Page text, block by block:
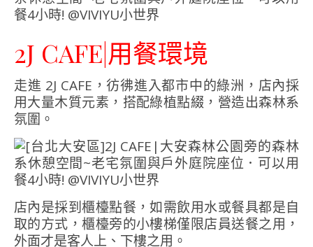
2J CAFE|用餐環境
走進 2J CAFE，彷彿進入都市中的綠洲，店內採
用大量木質元素，搭配綠植點綴，營造出森林系
氛圍。
店內是採到櫃檯點餐，如需飲用水或餐具都是自
取的方式，櫃檯旁的小樓梯僅限店員送餐之用，
外面才是客人上、下樓之用。